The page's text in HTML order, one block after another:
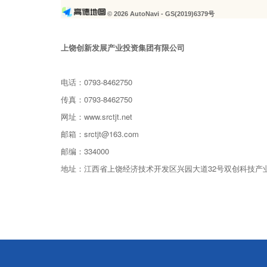
© 2026 AutoNavi - GS(2019)6379号
上饶创新发展产业投资集团有限公司
电话：0793-8462750
传真：0793-8462750
网址：www.srctjt.net
邮箱：srctjt@163.com
邮编：334000
地址：江西省上饶经济技术开发区兴园大道32号双创科技产